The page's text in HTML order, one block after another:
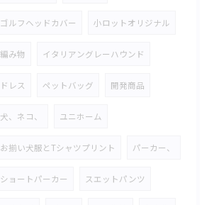
ゴルフヘッドカバー 小ロットオリジナル
編み物 イタリアングレーハウンド
ドレス ペットバッグ 開発商品
犬、ネコ、 ユニホーム
お揃い犬服とTシャツプリント パーカー、
ショートパーカー スエットパンツ